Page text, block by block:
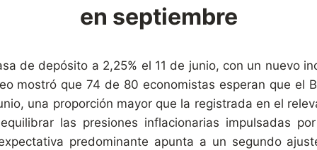
en septiembre
de depósito a 2,25% el 11 de junio, con un nuevo
mostró que 74 de 80 economistas esperan que el
una proporción mayor que la registrada en el
las presiones inflacionarias impulsadas
predominante apunta a un segundo